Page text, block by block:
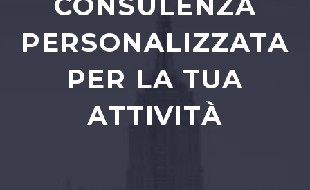
PERSONALIZZATA
PER LA TUA
ATTIVITÀ